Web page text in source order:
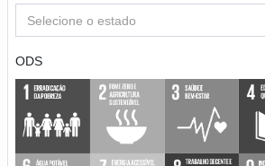
Selecione o estado
ODS